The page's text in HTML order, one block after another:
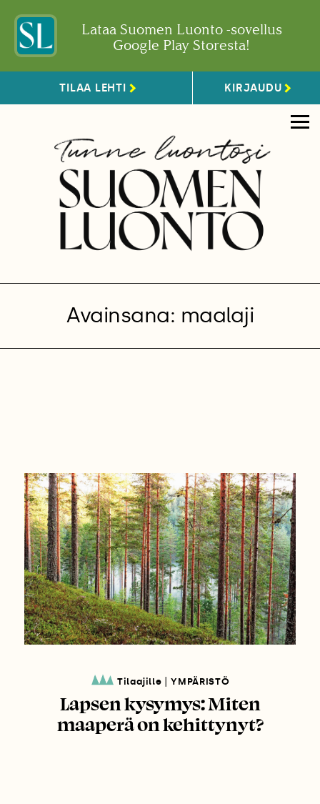
Lataa Suomen Luonto -sovellus
Google Play Storesta!
TILAA LEHTI KIRJAUDU
Avainsana: maalaji
Tilaajille YMPÄRISTÖ
Lapsen kysymys: Miten
maaperä on kehittynyt?